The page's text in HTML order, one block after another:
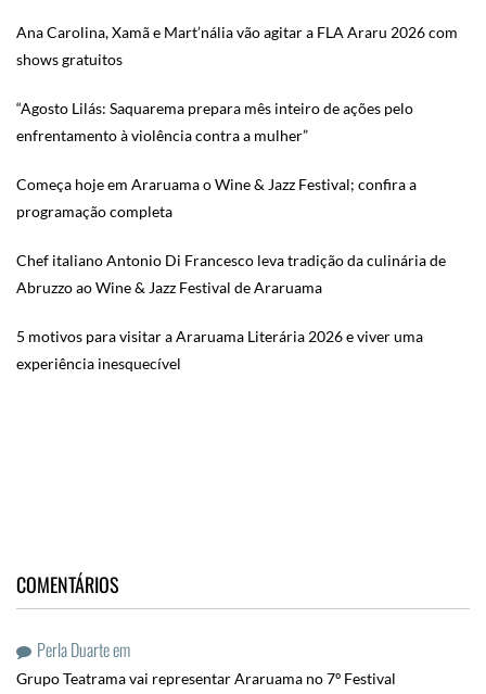
Ana Carolina, Xamã e Mart’nália vão agitar a FLA Araru 2026 com
shows gratuitos
“Agosto Lilás: Saquarema prepara mês inteiro de ações pelo
enfrentamento à violência contra a mulher”
Começa hoje em Araruama o Wine & Jazz Festival; confira a
programação completa
Chef italiano Antonio Di Francesco leva tradição da culinária de
Abruzzo ao Wine & Jazz Festival de Araruama
5 motivos para visitar a Araruama Literária 2026 e viver uma
experiência inesquecível
COMENTÁRIOS
Perla Duarteem
Grupo Teatrama vai representar Araruama no 7º Festival